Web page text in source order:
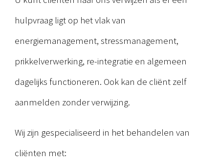
hulpvraag ligt op het vlak van
energiemanagement, stressmanagement,
prikkelverwerking, re-integratie en algemeen
dagelijks functioneren. Ook kan de cliënt zelf
aanmelden zonder verwijzing.
Wij zijn gespecialiseerd in het behandelen van
cliënten met: